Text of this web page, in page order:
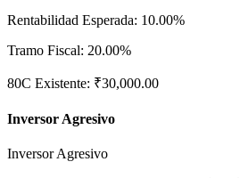
Rentabilidad Esperada: 10.00%
Tramo Fiscal: 20.00%
80C Existente: ₹30,000.00
Inversor Agresivo
Inversor Agresivo